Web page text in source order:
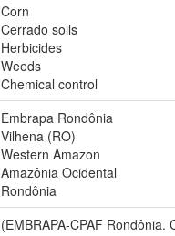
Corn
Cerrado soils
Herbicides
Weeds
Chemical control
Embrapa Rondônia
Vilhena (RO)
Western Amazon
Amazônia Ocidental
Rondônia
(EMBRAPA-CPAF Rondônia.